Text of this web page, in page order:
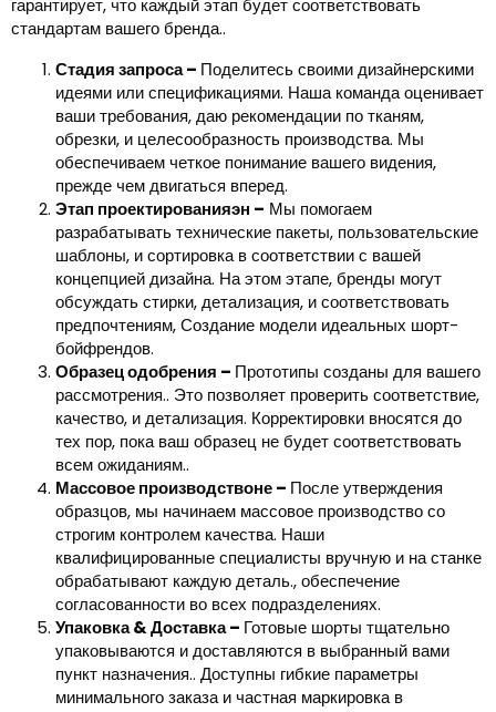
гарантирует, что каждый этап будет соответствовать
стандартам вашего бренда..
Стадия запроса– Поделитесь своими дизайнерскими
идеями или спецификациями. Наша команда оценивает
ваши требования, даю рекомендации по тканям,
обрезки, и целесообразность производства. Мы
обеспечиваем четкое понимание вашего видения,
прежде чем двигаться вперед.
Этап проектированияэн – Мы помогаем
разрабатывать технические пакеты, пользовательские
шаблоны, и сортировка в соответствии с вашей
концепцией дизайна. На этом этапе, бренды могут
обсуждать стирки, детализация, и соответствовать
предпочтениям, Создание модели идеальных шорт-
бойфрендов.
Образец одобрения – Прототипы созданы для вашего
рассмотрения.. Это позволяет проверить соответствие,
качество, и детализация. Корректировки вносятся до
тех пор, пока ваш образец не будет соответствовать
всем ожиданиям..
Массовое производствоне– После утверждения
образцов, мы начинаем массовое производство со
строгим контролем качества. Наши
квалифицированные специалисты вручную и на станке
обрабатывают каждую деталь., обеспечение
согласованности во всех подразделениях.
Упаковка & Доставка– Готовые шорты тщательно
упаковываются и доставляются в выбранный вами
пункт назначения.. Доступны гибкие параметры
минимального заказа и частная маркировка в